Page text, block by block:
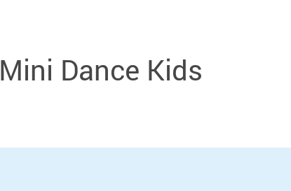
Mini Dance Kids